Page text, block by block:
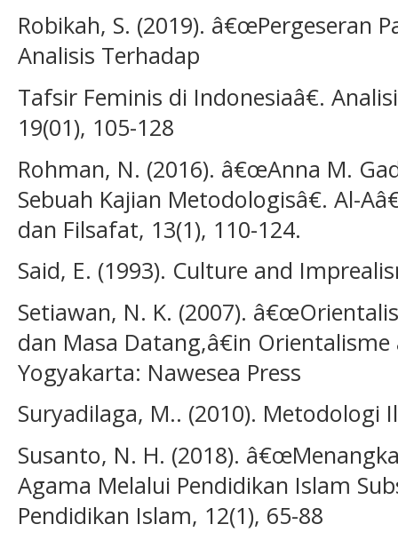
Robikah, S. (2019). â€œPergeseran
Analisis Terhadap
Tafsir Feminis di Indonesiaâ€.
19(01), 105-128
Rohman, N. (2016). â€œAnna M.
Sebuah Kajian Metodologisâ€. Al-
dan Filsafat, 13(1), 110-124.
Said, E. (1993). Culture and
Setiawan, N. K. (2007).
dan Masa Datang,â€in
Yogyakarta: Nawesea Press
Suryadilaga, M.. (2010). Metodologi
Susanto, N. H. (2018).
Agama Melalui Pendidikan Islam
Pendidikan Islam, 12(1), 65-88